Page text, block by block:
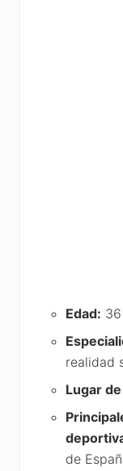
Edad: 36
realidad
Lugar
de